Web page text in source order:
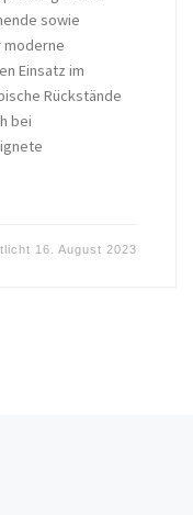
sowie
Einsatz im
Rückstände
bei
16. August 2023